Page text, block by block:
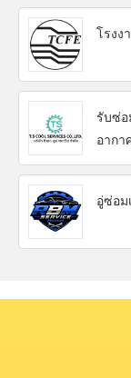
โรงง
รับซ่อ
อากา
อู่ซ่อ